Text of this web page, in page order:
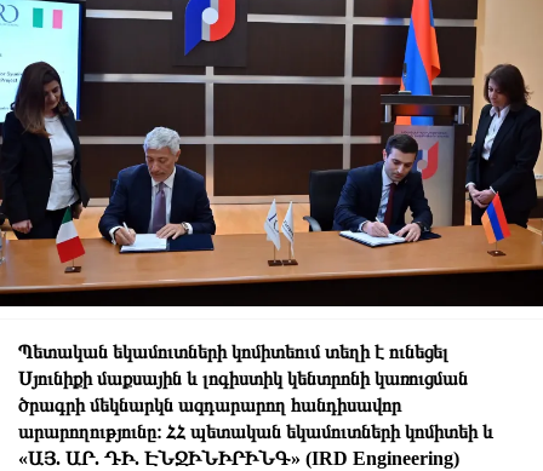
Պետական եկամուտների կոմիտեում տեղի է ունեցել
Սյունիքի մաքսային և լոգիստիկ կենտրոնի կառուցման
ծրագրի մեկնարկն ազդարարող հանդիսավոր
արարողությունը։ ՀՀ պետական եկամուտների կոմիտեի և
«ԱՅ. ԱՐ. ԴԻ. ԷՆՋԻՆԻՐԻՆԳ» (IRD Engineering)